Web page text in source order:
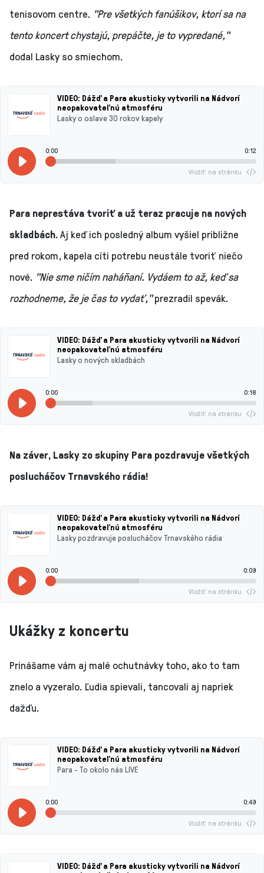
tenisovom centre. "Pre všetkých fanúšikov, ktorí sa na
tento koncert chystajú, prepáčte, je to vypredané,"
dodal Lasky so smiechom.
VIDEO: Dážď a Para akusticky vytvorili na Nádvorí
neopakovateľnú atmosféru
Lasky o oslave 30 rokov kapely
0:00 0:12
Vložiť na stránku
Para neprestáva tvoriť a už teraz pracuje na nových
skladbách.Aj keď ich posledný album vyšiel približne
pred rokom, kapela cíti potrebu neustále tvoriť niečo
nové. "Nie sme ničím naháňaní. Vydáem to až, keď sa
rozhodneme, že je čas to vydať,"prezradil spevák.
VIDEO: Dážď a Para akusticky vytvorili na Nádvorí
neopakovateľnú atmosféru
Lasky o nových skladbách
0:00 0:18
Vložiť na stránku
Na záver, Lasky zo skupiny Para pozdravuje všetkých
poslucháčov Trnavského rádia!
VIDEO: Dážď a Para akusticky vytvorili na Nádvorí
neopakovateľnú atmosféru
Lasky pozdravuje poslucháčov Trnavského rádia
0:00 0:09
Vložiť na stránku
Ukážky z koncertu
Prinášame vám aj malé ochutnávky toho, ako to tam
znelo a vyzeralo. Ľudia spievali, tancovali aj napriek
dažďu.
VIDEO: Dážď a Para akusticky vytvorili na Nádvorí
neopakovateľnú atmosféru
Para - To okolo nás LIVE
0:00 0:49
Vložiť na stránku
VIDEO: Dážď a Para akusticky vytvorili na Nádvorí